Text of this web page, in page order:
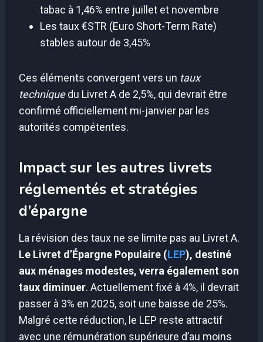
tabac à 1,46% entre juillet et novembre
Les taux €STR (Euro Short-Term Rate)
stables autour de 3,45%
Ces éléments convergent vers un taux
techniquedu Livret A de 2,5%, qui devrait être
confirmé officiellement mi-janvier par les
autorités compétentes.
Impact sur les autres livrets
réglementés et stratégies
d’épargne
La révision des taux ne se limite pas au Livret A.
Le Livret d’Épargne Populaire (LEP), destiné
aux ménages modestes, verra également son
taux diminuer. Actuellement fixé à 4%, il devrait
passer à 3% en 2025, soit une baisse de 25%.
Malgré cette réduction, le LEP reste attractif
avec une rémunération supérieure d’au moins